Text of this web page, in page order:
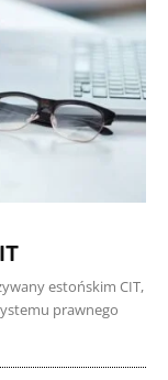
estońskim CIT,
prawnego